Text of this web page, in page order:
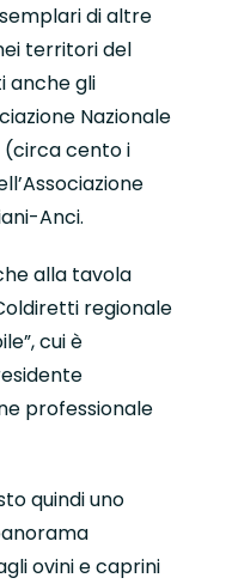
di altre
territori del
anche gli
Nazionale
(circa cento i
Anci.
alla tavola
regionale
cui è
professionale
quindi uno
ovini e caprini